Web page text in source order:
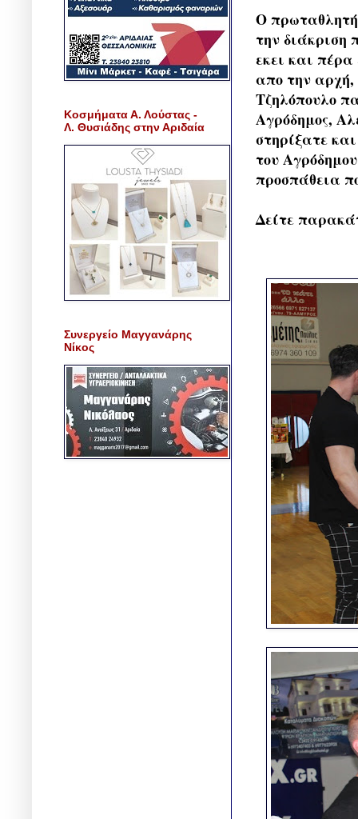
Ο
την
εκει και
απο την αρχή,
Τζηλόπουλο
Αγρόδημος,
στηρίξατε
του
προσπάθεια
Δείτε
Κοσμήματα Α. Λούστας -
Λ. Θυσιάδης στην Αριδαία
Συνεργείο Μαγγανάρης
Νίκος